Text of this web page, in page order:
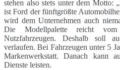
stehen also stets unter dem Motto:
ist Ford der fünftgrößte
wird dem Unternehmen auch
Die Modellpalette reicht
Nutzfahrzeugen. Deshalb soll
verlaufen. Bei Fahrzeugen unter 5
Markenwerkstatt. Danach kann
Dienste leisten.